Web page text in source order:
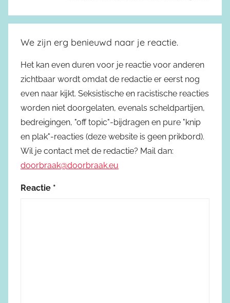
We zijn erg benieuwd naar je reactie.
Het kan even duren voor je reactie voor anderen
zichtbaar wordt omdat de redactie er eerst nog
even naar kijkt. Seksistische en racistische reacties
worden niet doorgelaten, evenals scheldpartijen,
bedreigingen, "off topic"-bijdragen en pure "knip
en plak"-reacties (deze website is geen prikbord).
Wil je contact met de redactie? Mail dan:
doorbraak@doorbraak.eu
Reactie *